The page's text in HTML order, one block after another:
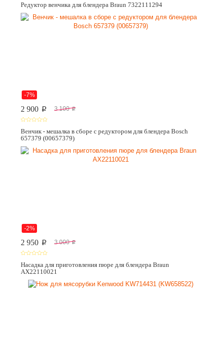
Редуктор венчика для блендера Braun 7322111294
-7%
2 900 p 3 100 p
Венчик - мешалка в сборе с редуктором для блендера Bosch
657379 (00657379)
-2%
2 950 p 3 000 p
Насадка для приготовления пюре для блендера Braun
AX22110021